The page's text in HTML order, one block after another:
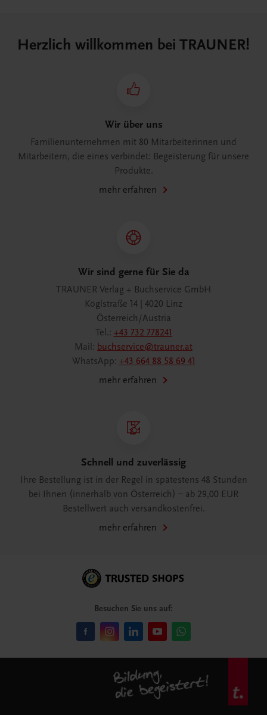
Herzlich willkommen bei TRAUNER!
Wir über uns
Familienunternehmen mit 80 Mitarbeiterinnen und
Mitarbeitern, die eines verbindet: Begeisterung für unsere
Produkte.
mehr erfahren
Wir sind gerne für Sie da
TRAUNER Verlag + Buchservice GmbH
Köglstraße 14 | 4020 Linz
Österreich/Austria
Tel.: +43 732 778241
Mail: buchservice@trauner.at
WhatsApp: +43 664 88 58 69 41
mehr erfahren
Schnell und zuverlässig
Ihre Bestellung ist in der Regel in spätestens 48 Stunden
bei Ihnen (innerhalb von Österreich) – ab 29,00 EUR
Bestellwert auch versandkostenfrei.
mehr erfahren
Besuchen Sie uns auf: